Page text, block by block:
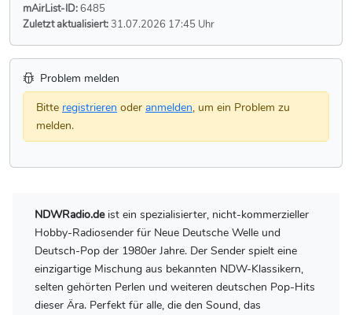
mAirList-ID:6485
Zuletzt aktualisiert:31.07.2026 17:45 Uhr
Problem melden
Bitte registrieren oder anmelden, um ein Problem zu
melden.
NDWRadio.deist ein spezialisierter, nicht-kommerzieller
Hobby-Radiosender für Neue Deutsche Welle und
Deutsch-Pop der 1980er Jahre. Der Sender spielt eine
einzigartige Mischung aus bekannten NDW-Klassikern,
selten gehörten Perlen und weiteren deutschen Pop-Hits
dieser Ära. Perfekt für alle, die den Sound, das